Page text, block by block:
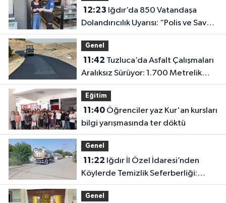
12:23
Dolandırıcılık Uyarısı: “Polis ve Savcı
Para İstemez”
Genel
11:42
Aralıksız Sürüyor: 1.700 Metrelik
Kısım Tamamlandı
Eğitim
11:40Öğrenciler yaz Kur'an kursları
bilgi yarışmasında ter döktü
Genel
11:22
Köylerde Temizlik Seferberliği:
“Daha Yaşanabilir Çevre İçin
Sahadayız”
Genel